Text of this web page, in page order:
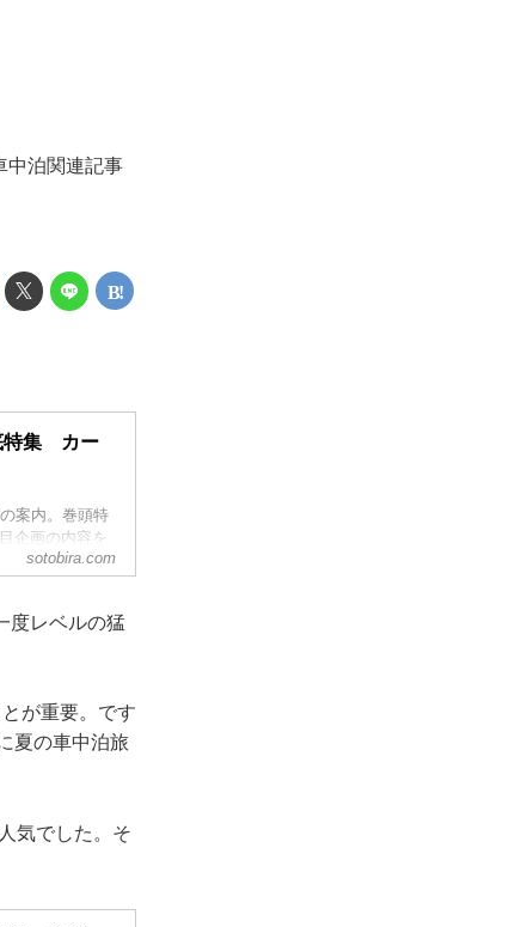
中泊関連記事
特集 カー
案内。巻頭特
企画の内容を
sotobira.com
度レベルの猛
が重要。です
夏の車中泊旅
気でした。そ